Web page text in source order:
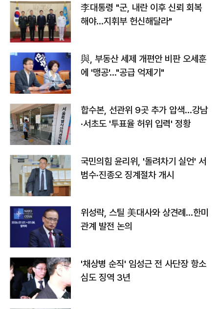
李대통령 "군, 내란 이후 신뢰 회복
해야…지휘부 헌신해달라"
與, 부동산 세제 개편안 비판 오세훈
에 '맹공'…"공급 억제기"
합수본, 선관위 9곳 추가 압색…강남
·서초도 '투표율 허위 입력' 정황
국민의힘 윤리위, '돌려차기 실언' 서
범수·진종오 징계절차 개시
위성락, 스틸 美대사와 상견례…한미
관계 발전 논의
'채상병 순직' 임성근 전 사단장 항소
심도 징역 3년